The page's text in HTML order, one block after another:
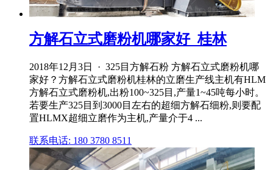
方解石立式磨粉机哪家好_桂林
2018年12月3日 · 325目方解石粉 方解石立式磨粉机哪
家好？方解石立式磨粉机桂林的立磨生产线主机有HLM
方解石立式磨粉机,出粉100~325目,产量1~45吨每小时。
若要生产325目到3000目左右的超细方解石细粉,则要配
置HLMX超细立磨作为主机,产量介于4 ...
联系电话: 180 3780 8511